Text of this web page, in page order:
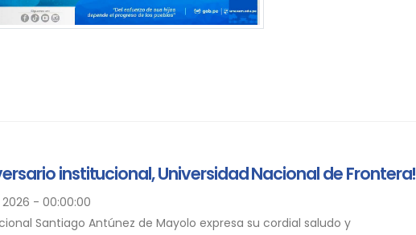
institucional, Universidad Nacional de Frontera!
2026 - 00:00:00
Santiago Antúnez de Mayolo expresa su cordial saludo y